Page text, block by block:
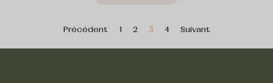
Précédent 1 2 3 4 Suivant